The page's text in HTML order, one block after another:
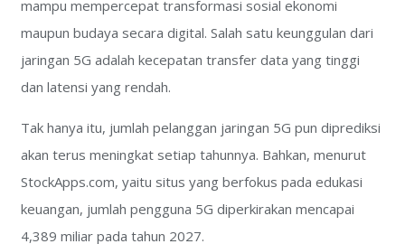
mampu mempercepat transformasi sosial ekonomi
maupun budaya secara digital. Salah satu keunggulan dari
jaringan 5G adalah kecepatan transfer data yang tinggi
dan latensi yang rendah.
Tak hanya itu, jumlah pelanggan jaringan 5G pun diprediksi
akan terus meningkat setiap tahunnya. Bahkan, menurut
StockApps.com, yaitu situs yang berfokus pada edukasi
keuangan, jumlah pengguna 5G diperkirakan mencapai
4,389 miliar pada tahun 2027.